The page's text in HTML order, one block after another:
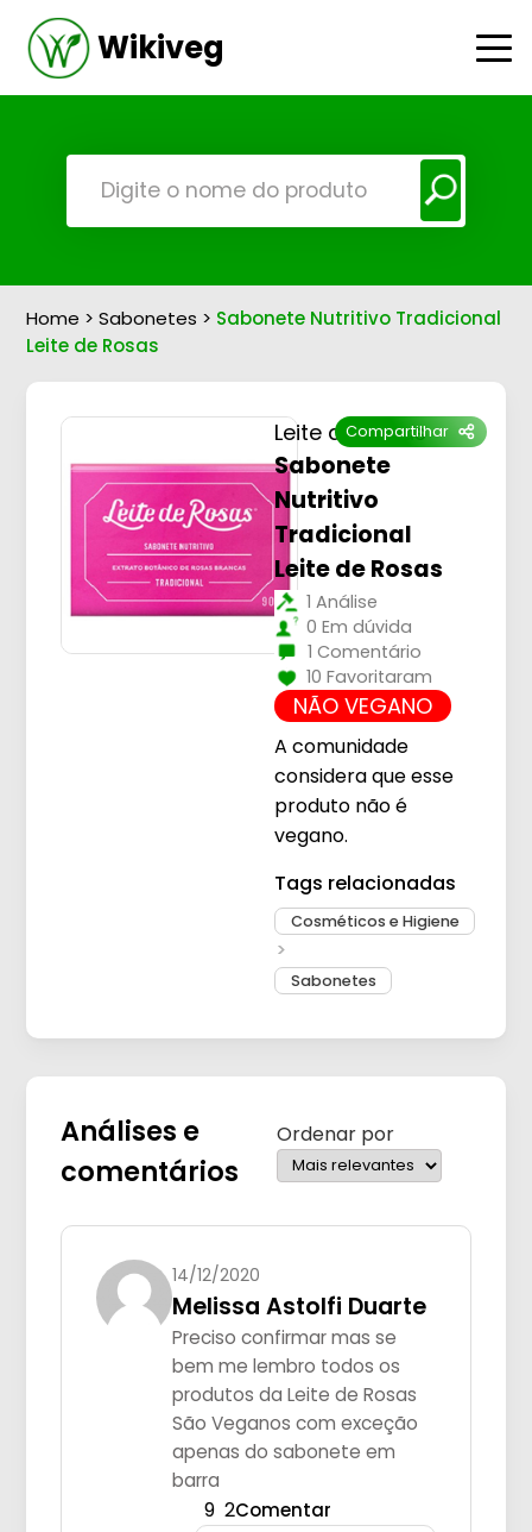
Wikiveg
Home >Sabonetes > Sabonete Nutritivo Tradicional
Leite de Rosas
Compartilhar
Leite de Rosas
Sabonete
Nutritivo
Tradicional
Leite de Rosas
1 Análise
0 Em dúvida
1 Comentário
10 Favoritaram
NÃO VEGANO
A comunidade
considera que esse
produto não é
vegano.
Tags relacionadas
Cosméticos e Higiene
Sabonetes
Análises e
comentários
Ordenar por
14/12/2020
Melissa Astolfi Duarte
Preciso confirmar mas se
bem me lembro todos os
produtos da Leite de Rosas
São Veganos com exceção
apenas do sabonete em
barra
9 2Comentar